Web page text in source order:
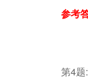
参考
第4题